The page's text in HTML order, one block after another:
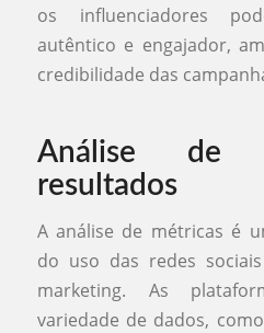
os influenciadores
autêntico e engajador,
credibilidade das
Análise de
resultados
A análise de métricas é
do uso das redes
marketing. As
variedade de dados,